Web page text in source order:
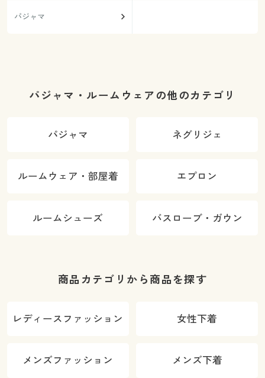
パジャマ
パジャマ・ルームウェアの他のカテゴリ
パジャマ ネグリジェ
ルームウェア・部屋着 エプロン
ルームシューズ バスローブ・ガウン
商品カテゴリから商品を探す
レディースファッション 女性下着
メンズファッション メンズ下着